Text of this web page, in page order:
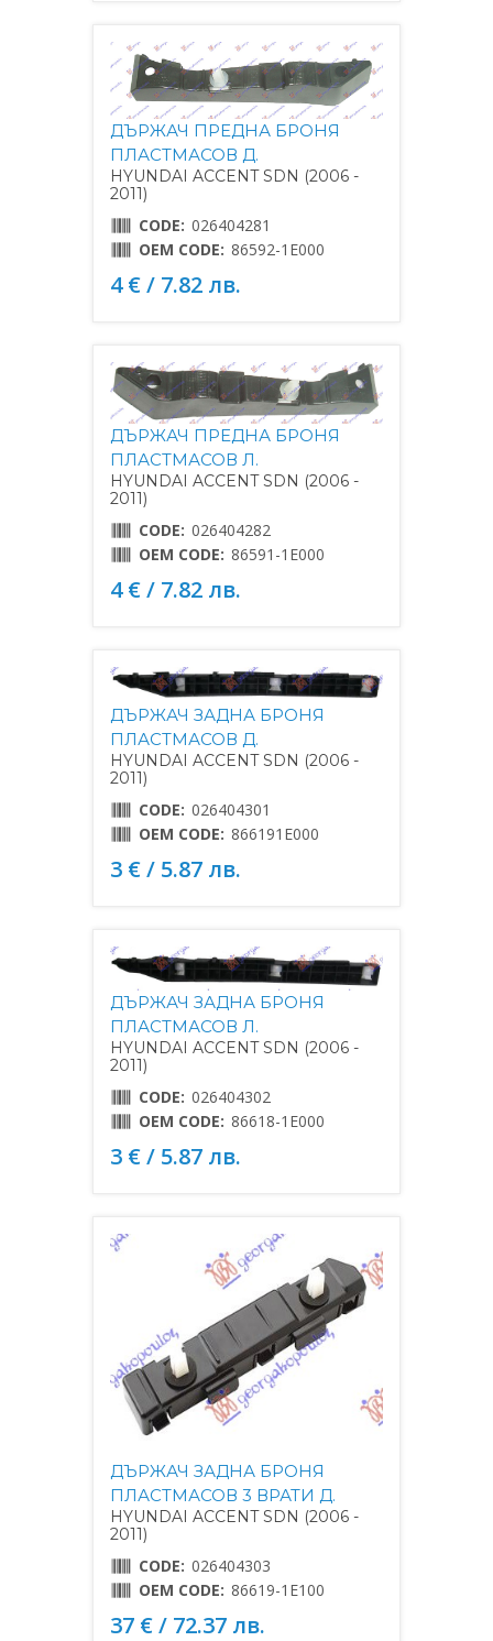
ДЪРЖАЧ ПРЕДНА БРОНЯ
ПЛАСТМАСОВ Д.
HYUNDAI ACCENT SDN (2006 -
2011)
CODE: 026404281
OEM CODE: 86592-1E000
4 € / 7.82 лв.
ДЪРЖАЧ ПРЕДНА БРОНЯ
ПЛАСТМАСОВ Л.
HYUNDAI ACCENT SDN (2006 -
2011)
CODE: 026404282
OEM CODE: 86591-1E000
4 € / 7.82 лв.
ДЪРЖАЧ ЗАДНА БРОНЯ
ПЛАСТМАСОВ Д.
HYUNDAI ACCENT SDN (2006 -
2011)
CODE: 026404301
OEM CODE: 866191E000
3 € / 5.87 лв.
ДЪРЖАЧ ЗАДНА БРОНЯ
ПЛАСТМАСОВ Л.
HYUNDAI ACCENT SDN (2006 -
2011)
CODE: 026404302
OEM CODE: 86618-1E000
3 € / 5.87 лв.
ДЪРЖАЧ ЗАДНА БРОНЯ
ПЛАСТМАСОВ 3 ВРАТИ Д.
HYUNDAI ACCENT SDN (2006 -
2011)
CODE: 026404303
OEM CODE: 86619-1E100
37 € / 72.37 лв.